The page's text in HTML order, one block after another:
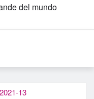
del mundo
13